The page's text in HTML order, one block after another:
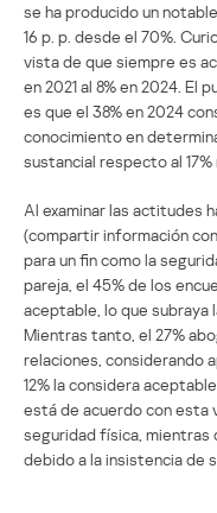
se ha producido un
16 p. p. desde el 70%.
vista de que siempre es
en 2021 al 8% en 2024. El
es que el 38% en 2024
conocimiento en
sustancial respecto al
Al examinar las actitudes
(compartir información
para un fin como la
pareja, el 45% de los
aceptable, lo que subraya
Mientras tanto, el 27%
relaciones, considerando
12% la considera
está de acuerdo con esta
seguridad física, mientras
debido a la insistencia de